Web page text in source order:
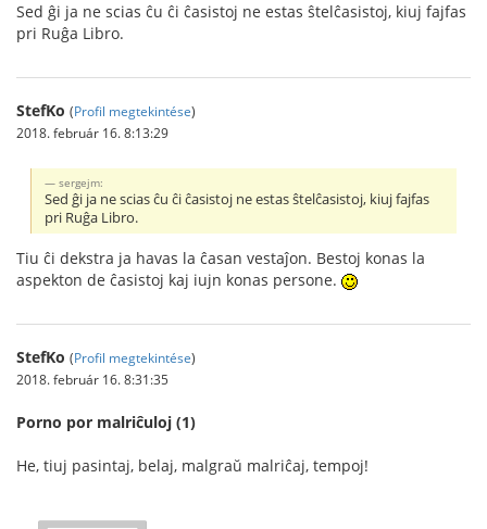
Sed ĝi ja ne scias ĉu ĉi ĉasistoj ne estas ŝtelĉasistoj, kiuj fajfas
pri Ruĝa Libro.
StefKo (Profil megtekintése)
2018. február 16. 8:13:29
sergejm:
Sed ĝi ja ne scias ĉu ĉi ĉasistoj ne estas ŝtelĉasistoj, kiuj fajfas
pri Ruĝa Libro.
Tiu ĉi dekstra ja havas la ĉasan vestaĵon. Bestoj konas la
aspekton de ĉasistoj kaj iujn konas persone.
StefKo (Profil megtekintése)
2018. február 16. 8:31:35
Porno por malriĉuloj (1)
He, tiuj pasintaj, belaj, malgraŭ malriĉaj, tempoj!